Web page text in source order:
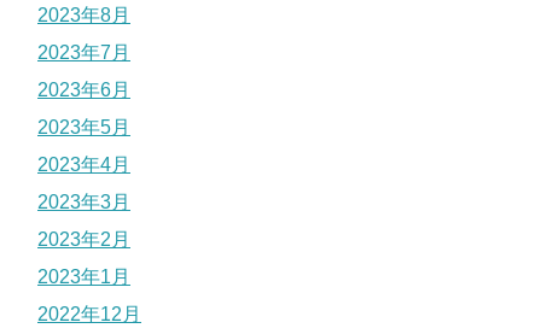
2023年8月
2023年7月
2023年6月
2023年5月
2023年4月
2023年3月
2023年2月
2023年1月
2022年12月